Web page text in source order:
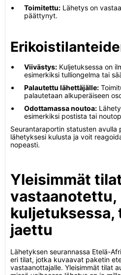
Toimitettu: Lähetys on
päättynyt.
Viivästys: Kuljetuksessa on
esimerkiksi tulliongelma tai
Palautettu lähettäjälle:
palautetaan alkuperäiseen
Odottamassa noutoa:
esimerkiksi postista tai
Seurantaraportin statusten avulla
lähetyksesi kulusta ja voit
nopeasti.
Yleisimmät
vastaanotettu,
kuljetuksessa,
jaettu
Lähetyksen seurannassa Etelä-
eri tilat, jotka kuvaavat paketin
vastaanottajalle. Yleisimmät tilat